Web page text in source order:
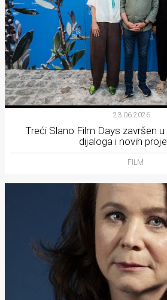
23.06.2026.
Treći Slano Film Days završen u
dijaloga i novih
FILM